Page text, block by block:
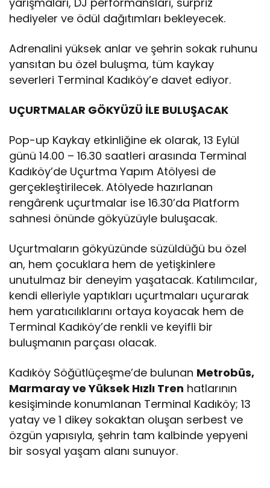
hediyeler ve ödül dağıtımları bekleyecek.
Adrenalini yüksek anlar ve şehrin sokak ruhunu
yansıtan bu özel buluşma, tüm kaykay
severleri Terminal Kadıköy’e davet ediyor.
UÇURTMALAR GÖKYÜZÜ İLE BULUŞACAK
Pop-up Kaykay etkinliğine ek olarak, 13 Eylül
günü 14.00 – 16.30 saatleri arasında Terminal
Kadıköy’de Uçurtma Yapım Atölyesi de
gerçekleştirilecek. Atölyede hazırlanan
rengârenk uçurtmalar ise 16.30’da Platform
sahnesi önünde gökyüzüyle buluşacak.
Uçurtmaların gökyüzünde süzüldüğü bu özel
an, hem çocuklara hem de yetişkinlere
unutulmaz bir deneyim yaşatacak. Katılımcılar,
kendi elleriyle yaptıkları uçurtmaları uçurarak
hem yaratıcılıklarını ortaya koyacak hem de
Terminal Kadıköy’de renkli ve keyifli bir
buluşmanın parçası olacak.
Kadıköy Söğütlüçeşme’de bulunan Metrobüs,
Marmaray ve Yüksek Hızlı Tren hatlarının
kesişiminde konumlanan Terminal Kadıköy; 13
yatay ve 1 dikey sokaktan oluşan serbest ve
özgün yapısıyla, şehrin tam kalbinde yepyeni
bir sosyal yaşam alanı sunuyor.